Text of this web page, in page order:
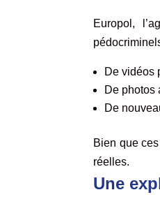
Europol,
De vidéos
De photos
De
Bien que
réelles.
Une